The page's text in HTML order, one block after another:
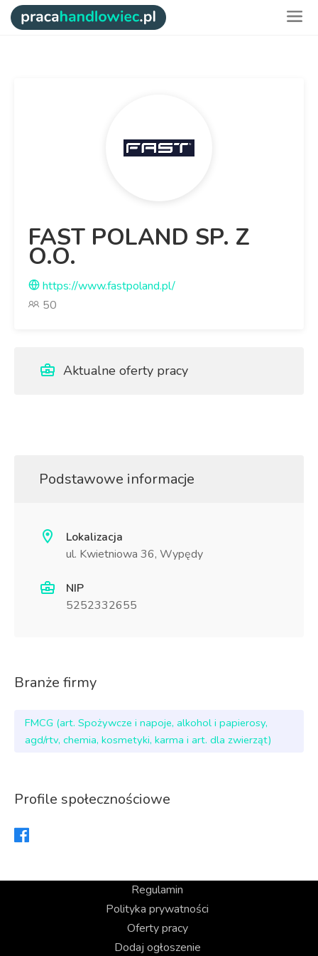
FAST POLAND SP. Z
O.O.
https://www.fastpoland.pl/
50
Aktualne oferty pracy
Podstawowe informacje
Lokalizacja
ul. Kwietniowa 36, Wypędy
NIP
5252332655
Branże firmy
FMCG (art. Spożywcze i napoje, alkohol i papierosy,
agd/rtv, chemia, kosmetyki, karma i art. dla zwierząt)
Profile społecznościowe
Regulamin
Polityka prywatności
Oferty pracy
Dodaj ogłoszenie